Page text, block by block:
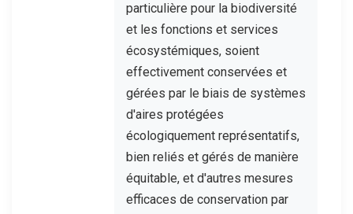
particulière pour la biodiversité
et les fonctions et services
écosystémiques, soient
effectivement conservées et
gérées par le biais de systèmes
d'aires protégées
écologiquement représentatifs,
bien reliés et gérés de manière
équitable, et d'autres mesures
efficaces de conservation par